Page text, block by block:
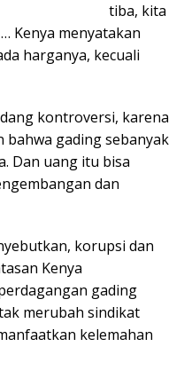
tiba, kita
Kenya menyatakan
harganya, kecuali
kontroversi, karena
bahwa gading sebanyak
Dan uang itu bisa
dan
korupsi dan
Kenya
gading
merubah sindikat
kelemahan